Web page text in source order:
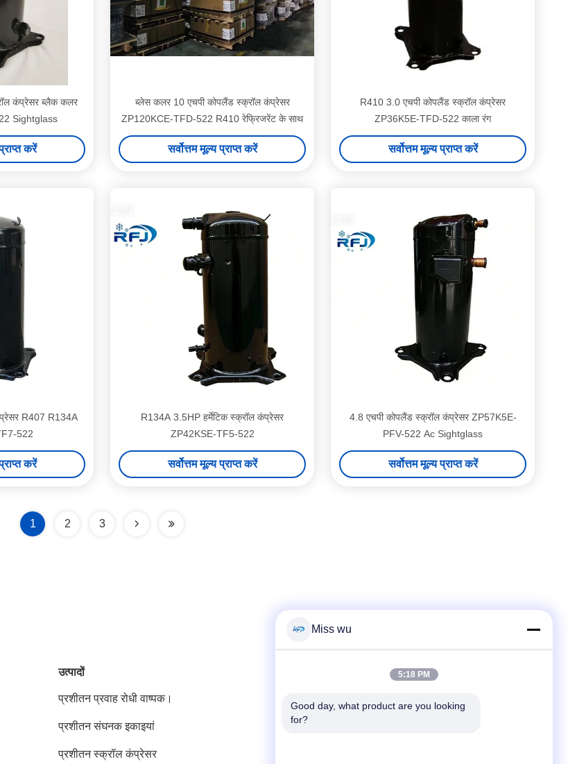
कंप्रेसर ब्लैक कलर
Sightglass
करें
ब्लेस कलर 10 एचपी कोपलैंड स्क्रॉल कंप्रेसर
ZP120KCE-TFD-522 R410 रेफ्रिजरेंट के साथ
सर्वोत्तम मूल्य प्राप्त करें
R410 3.0 एचपी कोपलैंड स्क्रॉल कंप्रेसर
ZP36K5E-TFD-522 काला रंग
सर्वोत्तम मूल्य प्राप्त करें
R407 R134A
522
करें
R134A 3.5HP हर्मेटिक स्क्रॉल कंप्रेसर
ZP42KSE-TF5-522
सर्वोत्तम मूल्य प्राप्त करें
4.8 एचपी कोपलैंड स्क्रॉल कंप्रेसर ZP57K5E-
PFV-522 Ac Sightglass
सर्वोत्तम मूल्य प्राप्त करें
1 2 3
उत्पादों
प्रशीतन प्रवाह रोधी वाष्पक।
प्रशीतन संघनक इकाइयां
प्रशीतन स्क्रॉल कंप्रेसर
Miss wu
5:18 PM
Good day, what product are you looking
for?